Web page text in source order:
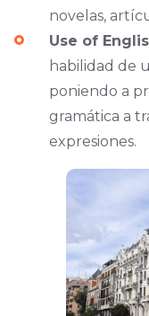
novelas,
Use of
habilidad de
poniendo a
gramática a
expresiones.